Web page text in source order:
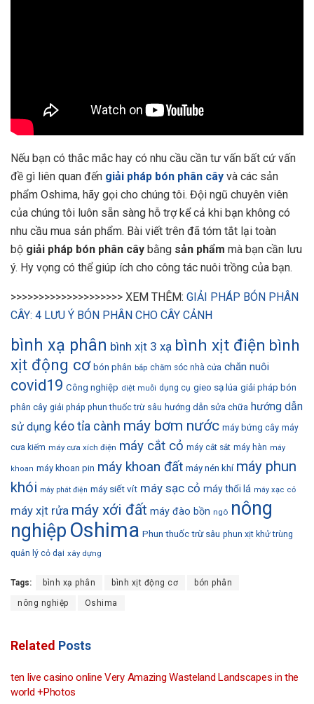
Nếu bạn có thắc mắc hay có nhu cầu cần tư vấn bất cứ vấn
đề gì liên quan đến giải pháp bón phân cây và các sản
phẩm Oshima, hãy gọi cho chúng tôi. Đội ngũ chuyên viên
của chúng tôi luôn sẵn sàng hỗ trợ kể cả khi bạn không có
nhu cầu mua sản phẩm. Bài viết trên đã tóm tắt lại toàn
bộ giải pháp bón phân cây bằng sản phẩm mà bạn cần lưu
ý. Hy vọng có thể giúp ích cho công tác nuôi trồng của bạn.
>>>>>>>>>>>>>>>>>>>> XEM THÊM: GIẢI PHÁP BÓN PHÂN
CÂY: 4 LƯU Ý BÓN PHÂN CHO CÂY CẢNH
bình xạ phân bình xịt 3 xạ bình xịt điện bình
xịt động cơ bón phân bắp chăm sóc nhà cửa chăn nuôi
covid19 Công nghiệp diệt muỗi dụng cụ gieo sạ lúa giải pháp bón
phân cây giải pháp phun thuốc trừ sâu hướng dẫn sửa chữa hướng dẫn
sử dụng kéo tỉa cành máy bơm nước máy bứng cây máy
cưa kiếm máy cưa xích điện máy cắt cỏ máy cắt sắt máy hàn máy
khoan máy khoan pin máy khoan đất máy nén khí máy phun
khói máy phát điện máy siết vít máy sạc cỏ máy thổi lá máy xạc cỏ
máy xịt rửa máy xới đất máy đào bồn ngô nông
nghiệp Oshima Phun thuốc trừ sâu phun xịt khử trùng
quản lý cỏ dại xây dựng
Tags: bình xạ phân bình xịt động cơ bón phân
nông nghiệp Oshima
Related Posts
ten live casino online Very Amazing Wasteland Landscapes in the
world +Photos